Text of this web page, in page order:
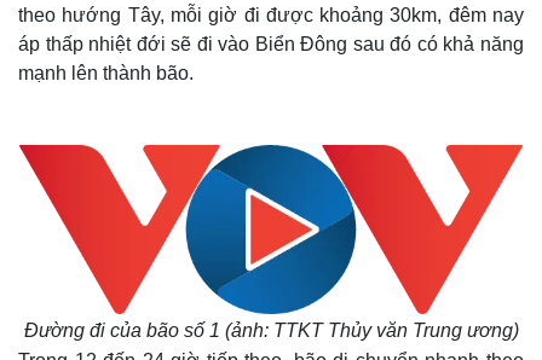
theo hướng Tây, mỗi giờ đi được khoảng 30km, đêm nay
áp thấp nhiệt đới sẽ đi vào Biển Đông sau đó có khả năng
mạnh lên thành bão.
Đường đi của bão số 1 (ảnh: TTKT Thủy văn Trung ương)